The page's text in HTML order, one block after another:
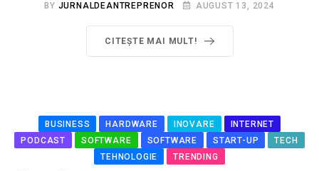
BY JURNALDEANTREPRENOR AUGUST 13, 2024
CITEȘTE MAI MULT!
BUSINESS HARDWARE INOVARE
INTERNET
PODCAST
SOFTWARE SOFTWARE START-UP
TECH
TEHNOLOGIE
TRENDING